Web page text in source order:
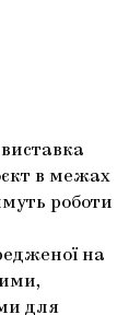
в межах
роботи
на
для